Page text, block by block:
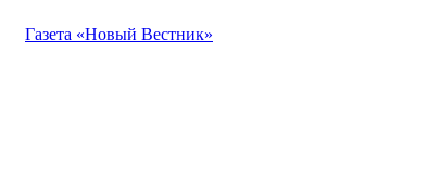
Газета «Новый Вестник»